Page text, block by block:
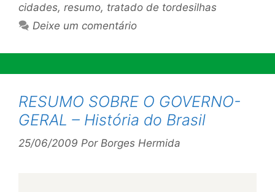
cidades, resumo, tratado de tordesilhas
Deixe um comentário
RESUMO SOBRE O GOVERNO-
GERAL – História do Brasil
25/06/2009 Por Borges Hermida